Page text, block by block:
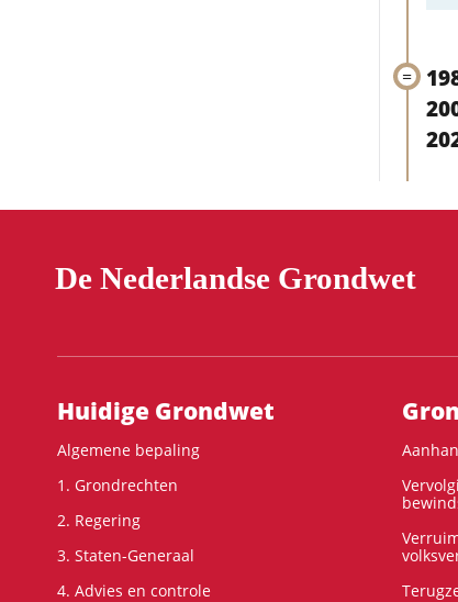
De Nederlandse Grondwet
Hoofdnavigatie
Huidige Grondwet
Algemene bepaling
1. Grondrechten
2. Regering
3. Staten-Generaal
4. Advies en controle